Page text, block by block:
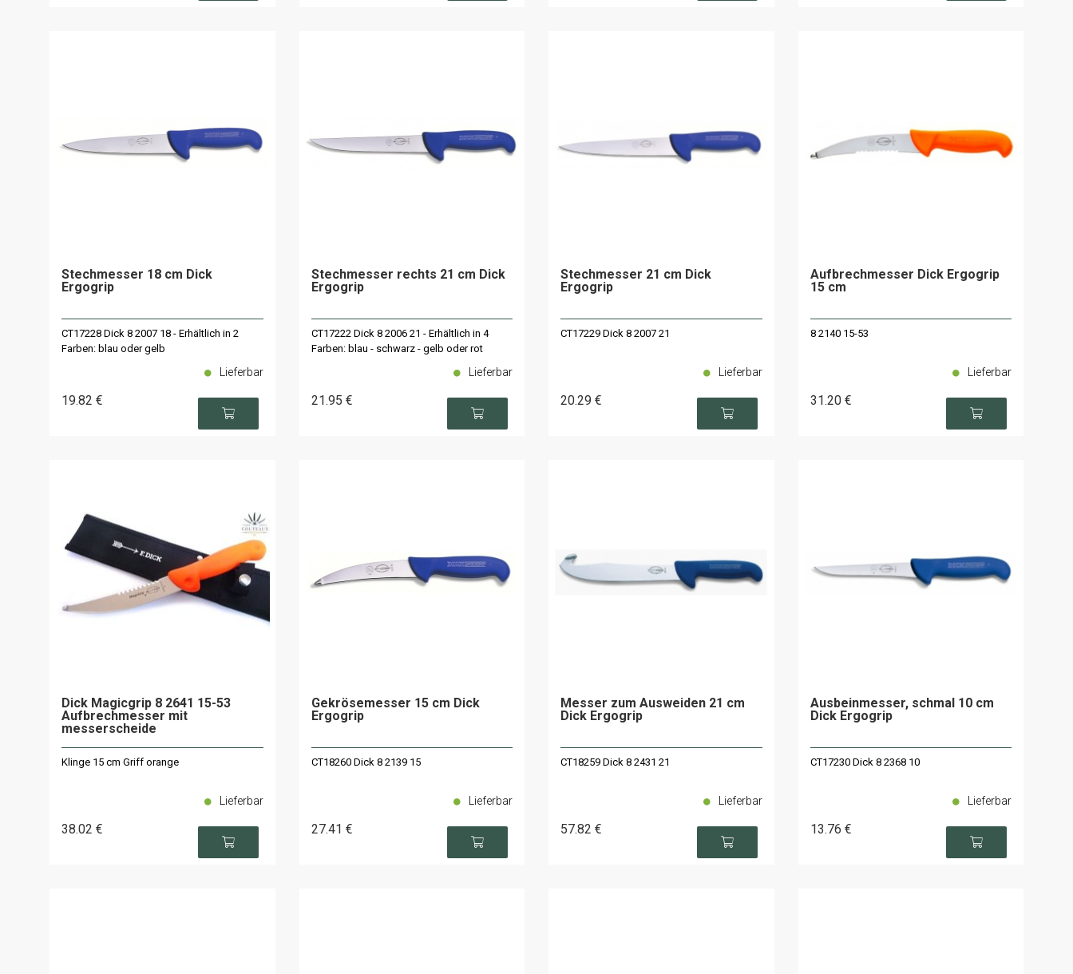
Stechmesser 18 cm Dick
Ergogrip
CT17228 Dick 8 2007 18 - Erhältlich in 2
Farben: blau oder gelb
19.82 €
Lieferbar
Stechmesser rechts 21 cm Dick
Ergogrip
CT17222 Dick 8 2006 21 - Erhältlich in 4
Farben: blau - schwarz - gelb oder rot
21.95 €
Lieferbar
Stechmesser 21 cm Dick
Ergogrip
CT17229 Dick 8 2007 21
20.29 €
Lieferbar
Aufbrechmesser Dick Ergogrip
15 cm
8 2140 15-53
31.20 €
Lieferbar
Dick Magicgrip 8 2641 15-53
Aufbrechmesser mit
messerscheide
Klinge 15 cm Griff orange
38.02 €
Lieferbar
Gekrösemesser 15 cm Dick
Ergogrip
CT18260 Dick 8 2139 15
27.41 €
Lieferbar
Messer zum Ausweiden 21 cm
Dick Ergogrip
CT18259 Dick 8 2431 21
57.82 €
Lieferbar
Ausbeinmesser, schmal 10 cm
Dick Ergogrip
CT17230 Dick 8 2368 10
13.76 €
Lieferbar